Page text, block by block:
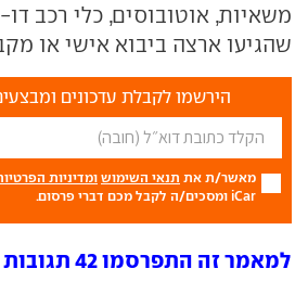
משאיות, אוטובוסים, כלי רכב
שהגיעו ארצה ביבוא אישי או
הירשמו לקבלת עדכונים
מאשר/ת את תנאי השימוש ומדיניות
iCar ומסכים/ה לקבל מכם דברי פרסום.
למאמר זה התפרסמו 42 תגובות